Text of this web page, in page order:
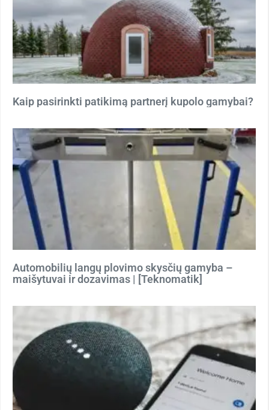
Kaip pasirinkti patikimą partnerį kupolo gamybai?
Automobilių langų plovimo skysčių gamyba –
maišytuvai ir dozavimas | [Teknomatik]